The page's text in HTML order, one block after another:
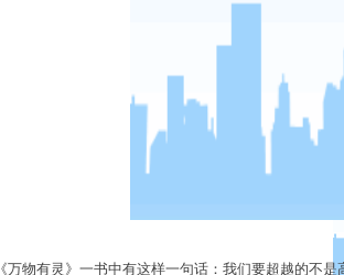
《万物有灵》一书中有这样一句话：我们要超越的不